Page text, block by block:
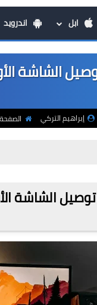
ابل اندرويد
الشاشة
إبراهيم التركي
الشاشة